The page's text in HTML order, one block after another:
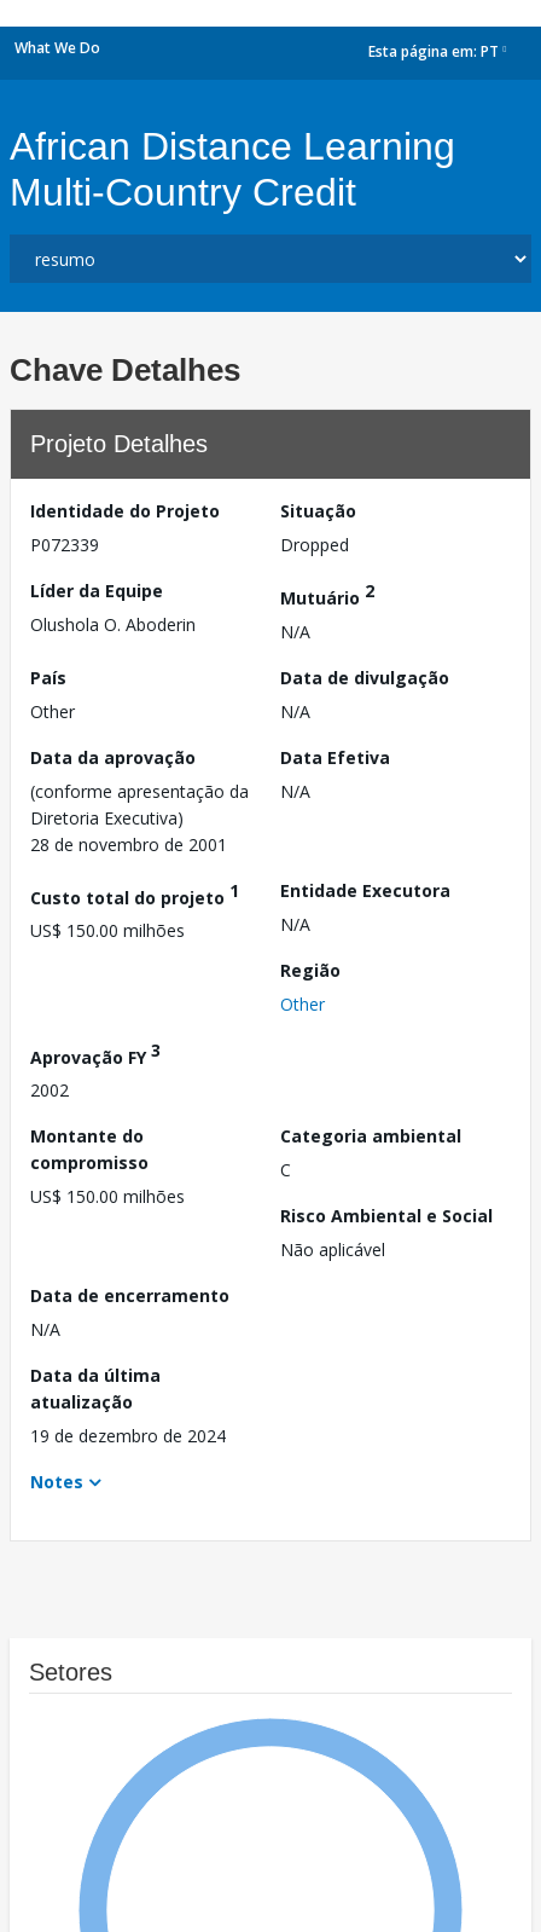
What We Do Esta página em: PT
African Distance Learning
Multi-Country Credit
Chave Detalhes
Projeto Detalhes
Identidade do Projeto
P072339
Situação
Dropped
Líder da Equipe
Olushola O. Aboderin
Mutuário 2
N/A
País
Other
Data de divulgação
N/A
Data da aprovação
(conforme apresentação da
Diretoria Executiva)
28 de novembro de 2001
Data Efetiva
N/A
Custo total do projeto 1
US$ 150.00 milhões
Entidade Executora
N/A
Região
Other
Aprovação FY3
2002
Montante do
compromisso
US$ 150.00 milhões
Categoria ambiental
C
Risco Ambiental e Social
Não aplicável
Data de encerramento
N/A
Data da última
atualização
19 de dezembro de 2024
Notes
Setores